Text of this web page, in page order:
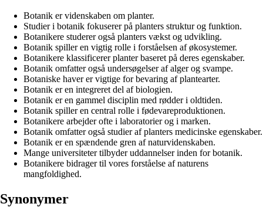
Botanik er videnskaben om planter.
Studier i botanik fokuserer på planters struktur og funktion.
Botanikere studerer også planters vækst og udvikling.
Botanik spiller en vigtig rolle i forståelsen af ​​økosystemer.
Botanikere klassificerer planter baseret på deres egenskaber.
Botanik omfatter også undersøgelser af alger og svampe.
Botaniske haver er vigtige for bevaring af plantearter.
Botanik er en integreret del af biologien.
Botanik er en gammel disciplin med rødder i oldtiden.
Botanik spiller en central rolle i fødevareproduktionen.
Botanikere arbejder ofte i laboratorier og i marken.
Botanik omfatter også studier af planters medicinske egenskaber.
Botanik er en spændende gren af naturvidenskaben.
Mange universiteter tilbyder uddannelser inden for botanik.
Botanikere bidrager til vores forståelse af naturens
mangfoldighed.
Synonymer